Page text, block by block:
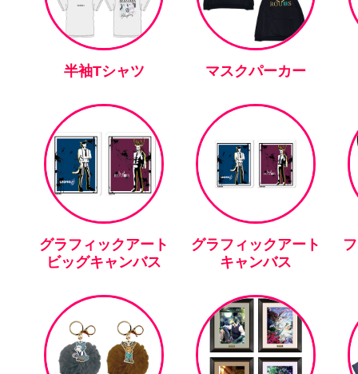
半袖Tシャツ マスクパーカー
グラフィックアート
ビッグキャンバス
グラフィックアート
キャンバス